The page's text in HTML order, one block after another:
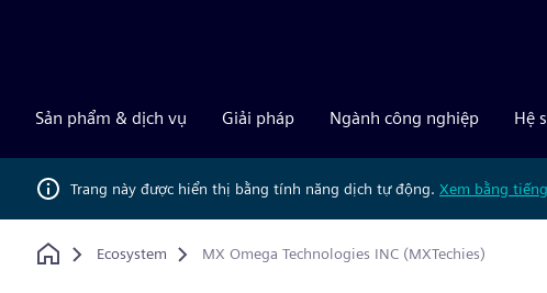
Sản phẩm & dịch vụ Giải pháp Ngành công nghiệp Hệ
Trang này được hiển thị bằng tính năng dịch tự động. Xem bằng
Home
Ecosystem MX Omega Technologies INC (MXTechies)